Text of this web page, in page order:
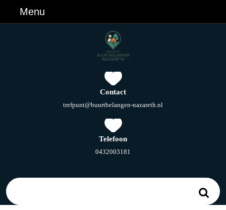
Menu
Contact
trefpunt@buurtbelangen-nazareth.nl
Telefoon
0432003181